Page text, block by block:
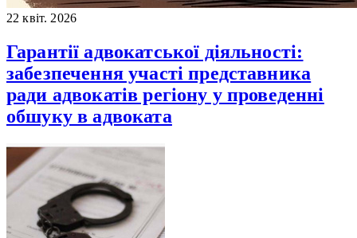
22 квіт. 2026
Гарантії адвокатської діяльності:
забезпечення участі представника
ради адвокатів регіону у проведенні
обшуку в адвоката